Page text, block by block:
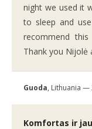
night we used it
to sleep and
recommend
Thank you Nijolė
Guoda, Lithuania —
Komfortas ir